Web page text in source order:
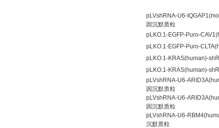
pLVshRNA-U6-
因沉默质粒
pLKO.1-EGFP-Puro-
pLKO.1-EGFP-Puro-
pLKO.1-KRAS(human)-
pLKO.1-KRAS(human)-
pLVshRNA-U6-
因沉默质粒
pLVshRNA-U6-
因沉默质粒
pLVshRNA-U6-
沉默质粒